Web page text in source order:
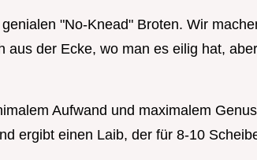
"No-Knead" Broten. Wir
aus der Ecke, wo man es eilig hat,
Aufwand und maximalem
ergibt einen Laib, der für 8-10